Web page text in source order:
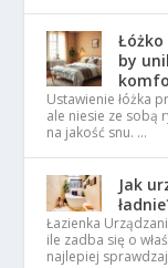
by
Ustawienie łóżka
ale niesie ze sobą
na jakość snu. …
Jak
Łazienka
ile zadba się o
najlepiej